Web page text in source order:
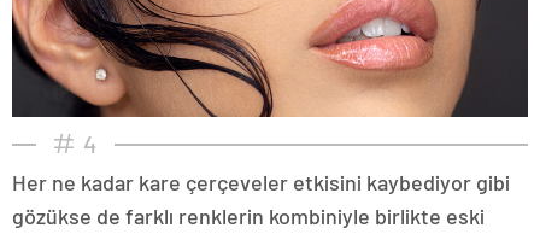
4
Her ne kadar kare çerçeveler etkisini kaybediyor gibi
gözükse de farklı renklerin kombiniyle birlikte eski